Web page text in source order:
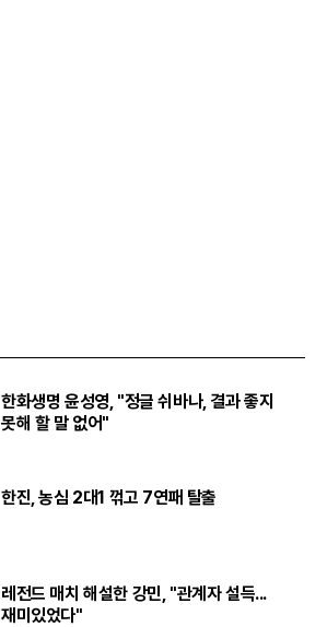
한화생명 윤성영, "정글 쉬바나, 결과 좋지
못해 할 말 없어"
한진, 농심 2대1 꺾고 7연패 탈출
레전드 매치 해설한 강민, "관계자 설득...
재미있었다"